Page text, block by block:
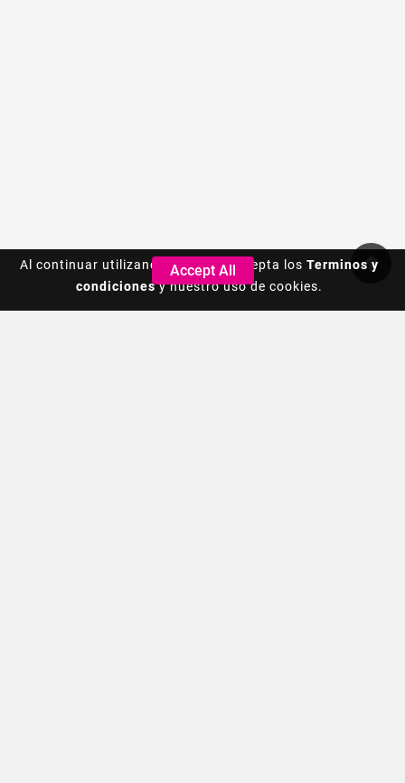
Al continuar utilizando este sitio, acepta los Terminos y
condicionesy nuestro uso de cookies.
Accept All
Al continuar utilizando este sitio, acepta los Terminos y
condicionesy nuestro uso de cookies.
Accept All